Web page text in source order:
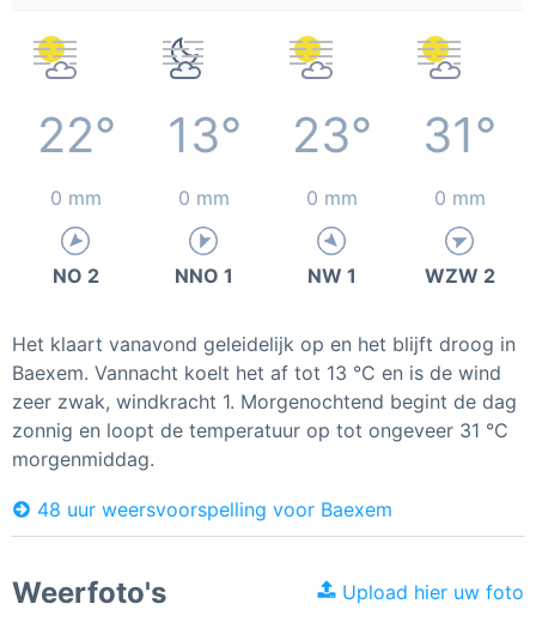
22° 13° 23° 31°
0 mm 0 mm 0 mm 0 mm
NO 2 NNO 1 NW 1 WZW 2
Het klaart vanavond geleidelijk op en het blijft droog in
Baexem. Vannacht koelt het af tot 13 °C en is de wind
zeer zwak, windkracht 1. Morgenochtend begint de dag
zonnig en loopt de temperatuur op tot ongeveer 31 °C
morgenmiddag.
48 uur weersvoorspelling voor Baexem
Weerfoto's Upload hier uw foto